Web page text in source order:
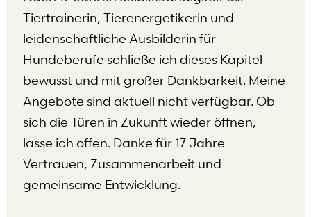
Tiertrainerin, Tierenergetikerin und
leidenschaftliche Ausbilderin für
Hundeberufe schließe ich dieses Kapitel
bewusst und mit großer Dankbarkeit. Meine
Angebote sind aktuell nicht verfügbar. Ob
sich die Türen in Zukunft wieder öffnen,
lasse ich offen. Danke für 17 Jahre
Vertrauen, Zusammenarbeit und
gemeinsame Entwicklung.